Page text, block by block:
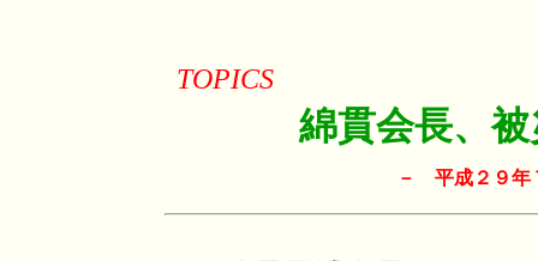
TOPICS
綿貫会長、
－ 平成２９